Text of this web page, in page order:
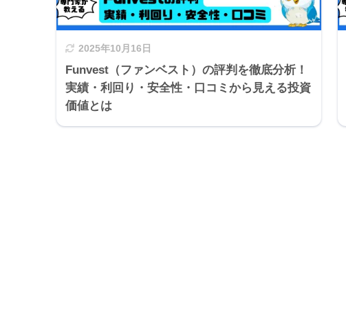
2025年10月16日
Funvest（ファンベスト）の評判を徹底分析！
実績・利回り・安全性・口コミから見える投資
価値とは